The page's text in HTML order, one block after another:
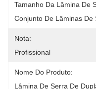
Tamanho Da Lâmina De
Conjunto De Lâminas De
Nota:
Profissional
Nome Do Produto:
Lâmina De Serra De